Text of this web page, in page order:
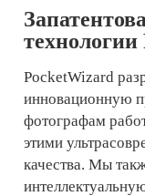
PocketWizard
инновационную
фотографам
этими
качества. Мы